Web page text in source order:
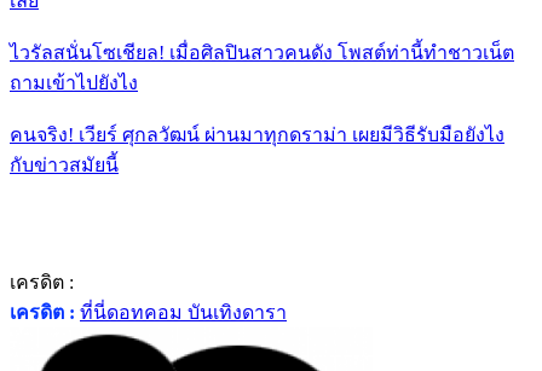
ไวรัลสนั่นโซเชียล! เมื่อศิลปินสาวคนดัง โพสต์ท่านี้ทำชาวเน็ต
ถามเข้าไปยังไง
คนจริง! เวียร์ ศุกลวัฒน์ ผ่านมาทุกดราม่า เผยมีวิธีรับมือยังไง
กับข่าวสมัยนี้
เครดิต :
เครดิต : ที่นี่ดอทคอม บันเทิงดารา